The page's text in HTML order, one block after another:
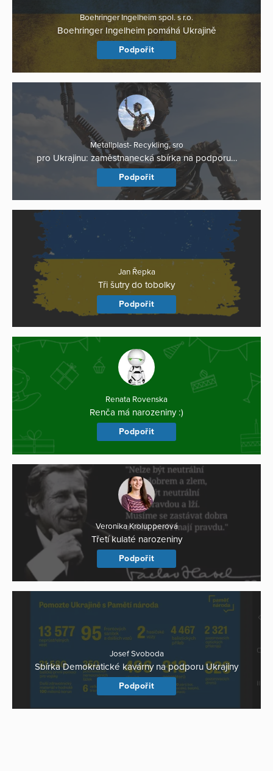
Boehringer Ingelheim spol. s r.o.
Boehringer Ingelheim pomáhá Ukrajině
Podpořit
Metallplast- Recykling, sro
pro Ukrajinu: zaměstnanecká sbírka na podporu…
Podpořit
Jan Řepka
Tři šutry do tobolky
Podpořit
Renata Rovenska
Renča má narozeniny :)
Podpořit
Veronika Krolupperová
Třetí kulaté narozeniny
Podpořit
Josef Svoboda
Sbírka Demokratické kavárny na podporu Ukrajiny
Podpořit